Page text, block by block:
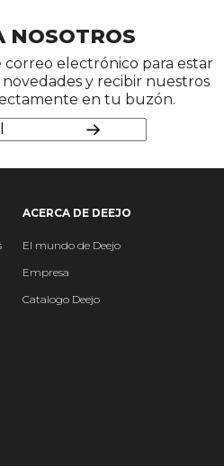
NOSOTROS
correo electrónico para estar
y recibir nuestros
en tu buzón.
ACERCA DE DEEJO
El mundo de Deejo
Empresa
Catalogo Deejo